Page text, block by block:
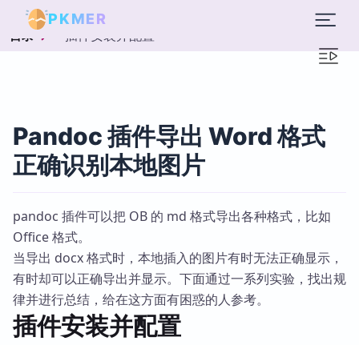
PKMER
目录 插件安装并配置
Pandoc 插件导出 Word 格式
正确识别本地图片
pandoc 插件可以把 OB 的 md 格式导出各种格式，比如
Office 格式。
当导出 docx 格式时，本地插入的图片有时无法正确显示，
有时却可以正确导出并显示。下面通过一系列实验，找出规
律并进行总结，给在这方面有困惑的人参考。
插件安装并配置